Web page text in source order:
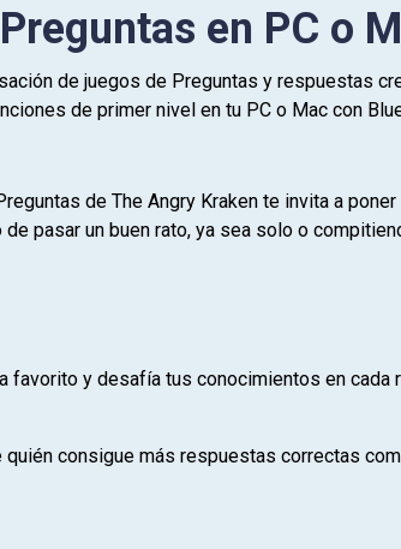
en PC o
de juegos de Preguntas y respuestas
de primer nivel en tu PC o Mac con
de The Angry Kraken te invita a
pasar un buen rato, ya sea solo o
favorito y desafía tus conocimientos en cada
consigue más respuestas correctas